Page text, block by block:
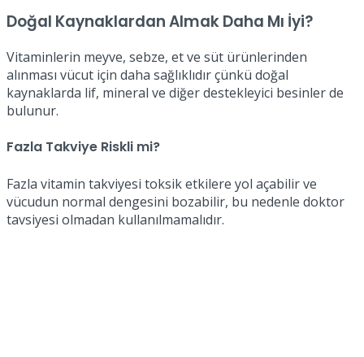
Doğal Kaynaklardan Almak Daha Mı İyi?
Vitaminlerin meyve, sebze, et ve süt ürünlerinden
alınması vücut için daha sağlıklıdır çünkü doğal
kaynaklarda lif, mineral ve diğer destekleyici besinler de
bulunur.
Fazla Takviye Riskli mi?
Fazla vitamin takviyesi toksik etkilere yol açabilir ve
vücudun normal dengesini bozabilir, bu nedenle doktor
tavsiyesi olmadan kullanılmamalıdır.